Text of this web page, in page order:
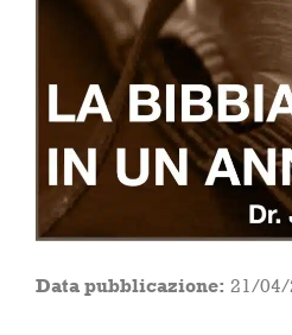
Data pubblicazione: 21/04/